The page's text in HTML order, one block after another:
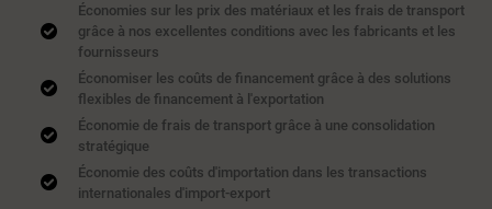
Économies sur les prix des matériaux et les frais de transport
grâce à nos excellentes conditions avec les fabricants et les
fournisseurs
Économiser les coûts de financement grâce à des solutions
flexibles de financement à l'exportation
Économie de frais de transport grâce à une consolidation
stratégique
Économie des coûts d'importation dans les transactions
internationales d'import-export